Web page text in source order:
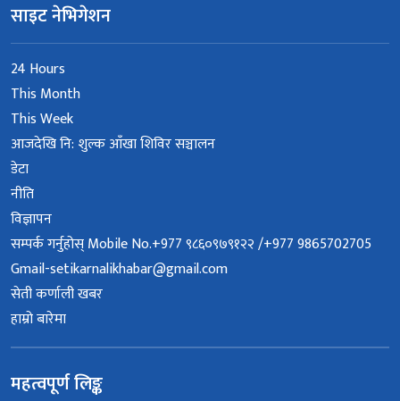
साइट नेभिगेशन
24 Hours
This Month
This Week
आजदेखि नि: शुल्क आँखा शिविर सञ्चालन
डेटा
नीति
विज्ञापन
सम्पर्क गर्नुहोस् Mobile No.+977 ९८६०९७९१२२ /+977 9865702705
Gmail-setikarnalikhabar@gmail.com
सेती कर्णाली खबर
हाम्रो बारेमा
महत्वपूर्ण लिङ्क